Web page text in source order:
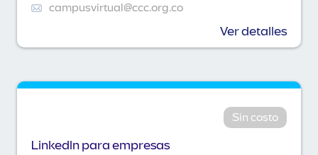
campusvirtual@ccc.org.co
Ver detalles
Sin costo
Linkedln para empresas